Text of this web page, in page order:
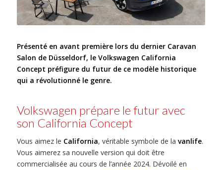
Présenté en avant première lors du dernier Caravan
Salon de Düsseldorf, le Volkswagen California
Concept préfigure du futur de ce modèle historique
qui a révolutionné le genre.
Volkswagen prépare le futur avec
son California Concept
Vous aimez le California, véritable symbole de la vanlife.
Vous aimerez sa nouvelle version qui doit être
commercialisée au cours de l’année 2024. Dévoilé en